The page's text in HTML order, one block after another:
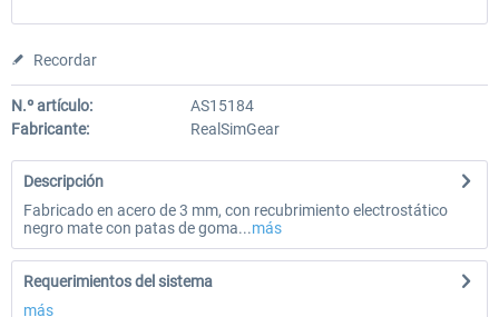
Recordar
N.º artículo:
AS15184
Fabricante:
RealSimGear
Descripción
Fabricado en acero de 3 mm, con recubrimiento electrostático
negro mate con patas de goma...más
Requerimientos del sistema
más